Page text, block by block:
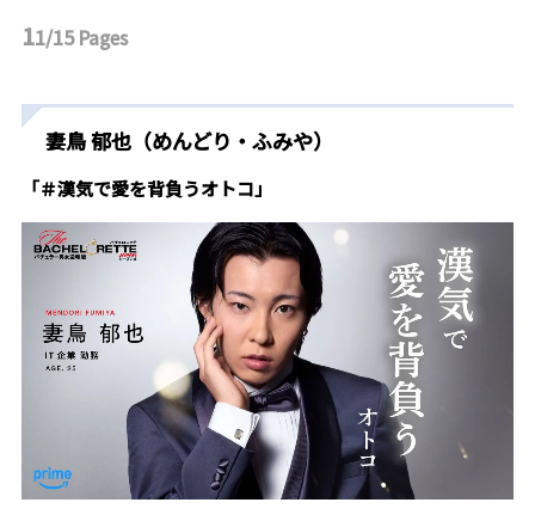
11/15Pages
妻鳥 郁也（めんどり・ふみや）
「＃漢気で愛を背負うオトコ」